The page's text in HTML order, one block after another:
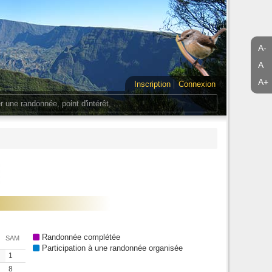
A-
A
A+
Inscription
Connexion
SAM
1
8
Randonnée complétée
Participation à une randonnée organisée